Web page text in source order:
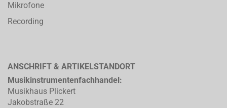
Mikrofone
Recording
ANSCHRIFT & ARTIKELSTANDORT
Musikinstrumentenfachhandel:
Musikhaus Plickert
Jakobstraße 22